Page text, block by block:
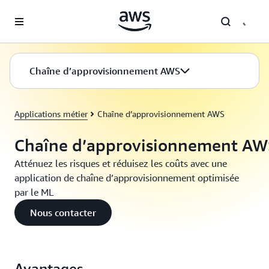
Chaîne d’approvisionnement AWS
Applications métier Chaîne d’approvisionnement AWS
Chaîne d’approvisionnement
Atténuez les risques et réduisez les coûts avec une
application de chaîne d’approvisionnement optimisée
par le ML
Nous contacter